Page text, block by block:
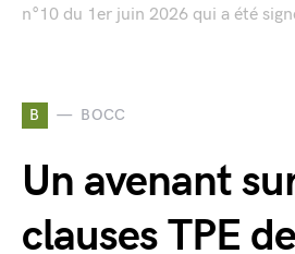
n°10 du 1er juin 2026 qui a été
B BOCC
Un avenant
clauses TPE